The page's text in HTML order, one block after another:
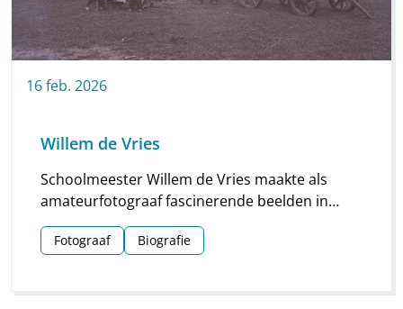
16feb. 2026
Willem de Vries
Schoolmeester Willem de Vries maakte als
amateurfotograaf fascinerende beelden in
Linde en omgeving. Groepsfoto’s van
schoolkinderen, portretten en beelden van
Fotograaf Biografie